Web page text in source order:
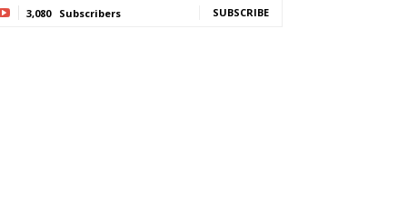
3,080 Subscribers SUBSCRIBE